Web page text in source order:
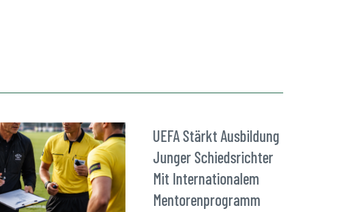
UEFA Stärkt Ausbildung
Junger Schiedsrichter
Mit Internationalem
Mentorenprogramm